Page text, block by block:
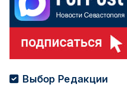
Выбор Редакции